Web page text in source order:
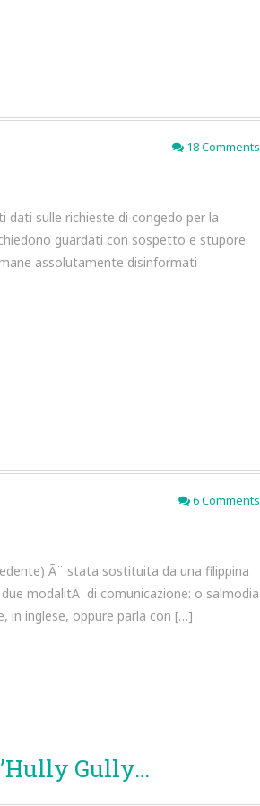
18 Comments
sulle richieste di congedo per la
guardati con sospetto e stupore
assolutamente disinformati
6 Comments
Ã¨ stata sostituita da una filippina
modalitÃ di comunicazione: o salmodia
in inglese, oppure parla con […]
Gully…